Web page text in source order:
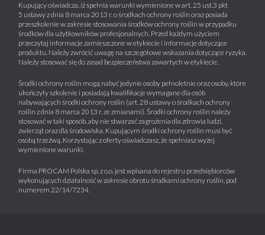
Kupujący oświadcza, iż spełnia warunki wymienione w art. 25 ust.3 pkt
5 ustawy z dnia 8 marca 2013 r. o środkach ochrony roślin oraz posiada
przeszkolenie w zakresie stosowania środków ochrony roślin w przypadku
środków dla użytkowników profesjonalnych. Przed każdym użyciem
przeczytaj informacje zamieszczone w etykiecie i informacje dotyczące
produktu. Należy zwrócić uwagę na szczegółowe wskazania dotyczące ryzyka.
Należy stosować się do zasad bezpieczeństwa zawartych w etykiecie.
Środki ochrony roślin mogą nabyć jedynie osoby pełnoletnie oraz osoby, które
ukończyły szkolenie i posiadają kwalifikacje wymagane dla osób
nabywających środki ochrony roślin (art. 28 ustawy o środkach ochrony
roślin z dnia 8 marca 2013 r. ze zmianami). Środki ochrony roślin należy
stosować w taki sposób, aby nie stwarzać zagrożenia dla zdrowia ludzi,
zwierząt oraz dla środowiska. Kupującym środki ochrony roślin musi być
osobą trzeźwą. Korzystając z oferty oświadczasz, że spełniasz wyżej
wymienione warunki.
Firma PROCAM Polska sp. z o.o. jest wpisana do rejestru przedsiębiorców
wykonujących działalność w zakresie obrotu środkami ochrony roślin, pod
numerem 22/14/7234.